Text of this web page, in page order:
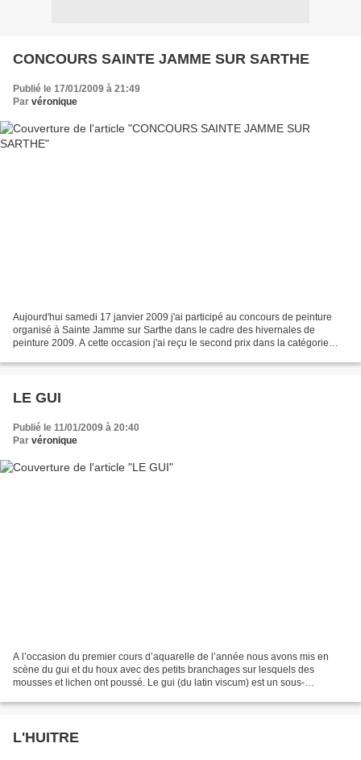
CONCOURS SAINTE JAMME SUR SARTHE
Publié le 17/01/2009 à 21:49
Par véronique
Aujourd'hui samedi 17 janvier 2009 j'ai participé au concours de peinture
organisé à Sainte Jamme sur Sarthe dans le cadre des hivernales de
peinture 2009. A cette occasion j'ai reçu le second prix dans la catégorie
LE GUI
Publié le 11/01/2009 à 20:40
Par véronique
A l’occasion du premier cours d’aquarelle de l’année nous avons mis en
scène du gui et du houx avec des petits branchages sur lesquels des
mousses et lichen ont poussé. Le gui (du latin viscum) est un sous-
L'HUITRE